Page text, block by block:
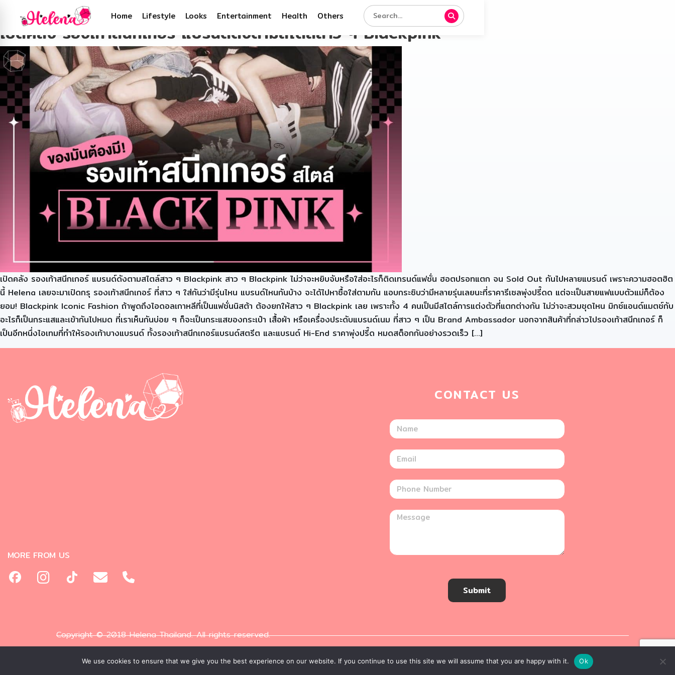
Home Lifestyle Looks Entertainment Health Others
Tag:#รองเท้าผ้าใบ
เปิดคลัง รองเท้าสนีกเกอร์ แบรนด์ดังตามสไตล์สาว ๆ Blackpink
เปิดคลัง รองเท้าสนีกเกอร์ แบรนด์ดังตามสไตล์สาว ๆ Blackpink สาว ๆ Blackpink ไม่ว่าจะหยิบจับหรือใส่อะไรก็ติดเทรนด์แฟชั่น ฮอตปรอทแตก จน Sold Out กันไปหลายแบรนด์ เพราะความฮอตฮิต
นี้ Helena เลยจะมาเปิดกรุ รองเท้าสนีกเกอร์ ที่สาว ๆ ใส่กันว่ามีรุ่นไหน แบรนด์ไหนกันบ้าง จะได้ไปหาซื้อใส่ตามกัน แอบกระซิบว่ามีหลายรุ่นเลยนะที่ราคารีเซลพุ่งปรี๊ดด แต่จะเป็นสายแฟแบบตัวแม่ก็ต้อง
ยอม! Blackpink Iconic Fashion ถ้าพูดถึงไอดอลเกาหลีที่เป็นแฟชั่นนิสต้า ต้องยกให้สาว ๆ Blackpink เลย เพราะทั้ง 4 คนเป็นมีสไตล์การแต่งตัวที่แตกต่างกัน ไม่ว่าจะสวมชุดไหน มิกซ์แอนด์แมตช์กับ
อะไรก็เป็นกระแสและเข้ากันไปหมด ที่เราเห็นกันบ่อย ๆ ก็จะเป็นกระแสของกระเป๋า เสื้อผ้า หรือเครื่องประดับแบรนด์เนม ที่สาว ๆ เป็น Brand Ambassador นอกจากสินค้าที่กล่าวไปรองเท้าสนีกเกอร์ ก็
เป็นอีกหนึ่งไอเทมที่ทำให้รองเท้าบางแบรนด์ ทั้งรองเท้าสนีกเกอร์แบรนด์สตรีต และแบรนด์ Hi-End ราคาพุ่งปรี๊ด หมดสต็อกกันอย่างรวดเร็ว […]
MORE FROM US
CONTACT US
Submit
Copyright © 2018 Helena Thailand. All rights reserved.
We use cookies to ensure that we give you the best experience on our website. If you continue to use this site we will assume that you are happy with it. Ok